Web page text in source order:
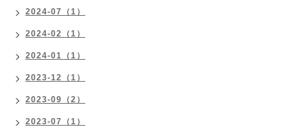
2024-07（1）
2024-02（1）
2024-01（1）
2023-12（1）
2023-09（2）
2023-07（1）